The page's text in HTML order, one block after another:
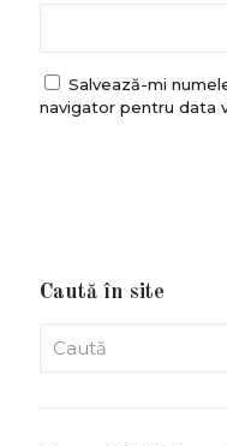
Salvează-mi
navigator pentru data
Caută în site